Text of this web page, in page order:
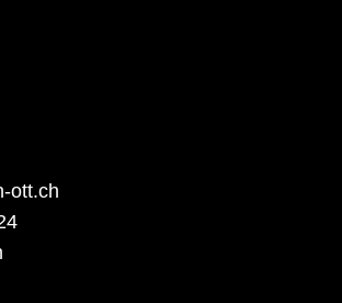
ott.ch